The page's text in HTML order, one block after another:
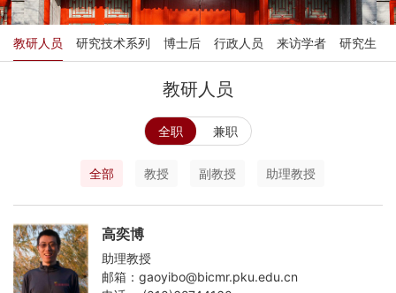
教研人员 研究技术系列 博士后 行政人员 来访学者 研究生
教研人员
全职 兼职
全部 教授 副教授 助理教授
高奕博
助理教授
邮箱：gaoyibo@bicmr.pku.edu.cn